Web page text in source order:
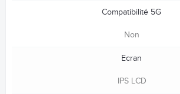
Compatibilité 5G
Non
Ecran
IPS LCD